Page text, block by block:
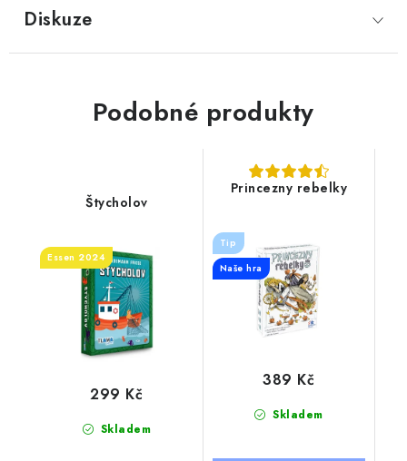
Diskuze
Podobné produkty
Štycholov
Essen 2024
Skladem
299 Kč
Princezny rebelky
Tip
Naše hra
Skladem
389 Kč